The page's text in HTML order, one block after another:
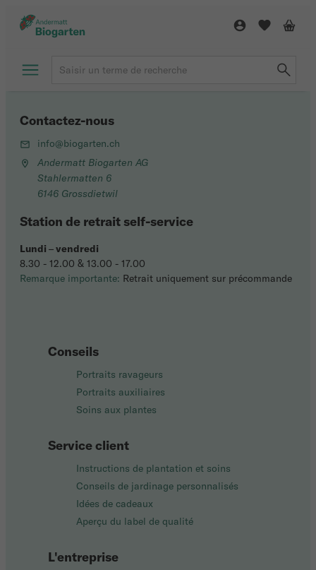
Conseils
Portraits ravageurs
Portraits auxiliaires
Soins aux plantes
Service client
Instructions de plantation et soins
Conseils de jardinage personnalisés
Idées de cadeaux
Aperçu du label de qualité
L'entreprise
Contactez-nous
info@biogarten.ch
Andermatt Biogarten AG
Stahlermatten 6
6146 Grossdietwil
Station de retrait self-service
Lundi –vendredi
8.30 - 12.00 & 13.00 - 17.00
Remarque importante: Retrait uniquement sur précommande